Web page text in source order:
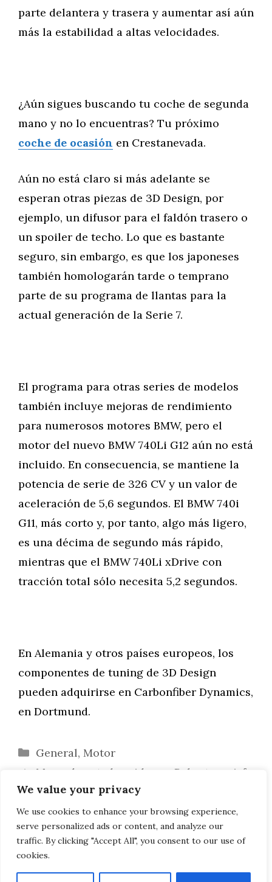
We value your privacy
We use cookies to enhance your browsing experience,
serve personalized ads or content, and analyze our
traffic. By clicking "Accept All", you consent to our use of
cookies.
parte delantera y trasera y aumentar así aún
más la estabilidad a altas velocidades.
¿Aún sigues buscando tu coche de segunda
mano y no lo encuentras? Tu próximo
coche de ocasión en Crestanevada.
Aún no está claro si más adelante se
esperan otras piezas de 3D Design, por
ejemplo, un difusor para el faldón trasero o
un spoiler de techo. Lo que es bastante
seguro, sin embargo, es que los japoneses
también homologarán tarde o temprano
parte de su programa de llantas para la
actual generación de la Serie 7.
El programa para otras series de modelos
también incluye mejoras de rendimiento
para numerosos motores BMW, pero el
motor del nuevo BMW 740Li G12 aún no está
incluido. En consecuencia, se mantiene la
potencia de serie de 326 CV y un valor de
aceleración de 5,6 segundos. El BMW 740i
G11, más corto y, por tanto, algo más ligero,
es una décima de segundo más rápido,
mientras que el BMW 740Li xDrive con
tracción total sólo necesita 5,2 segundos.
En Alemania y otros países europeos, los
componentes de tuning de 3D Design
pueden adquirirse en Carbonfiber Dynamics,
en Dortmund.
Categorías
General, Motor
Mercado estadounidense: Robertson, jefe
de ventas de BMW, está preocupado
BMW i8: Naranja Lava y AC Schnitzer
Tuning en Abu Dhabi